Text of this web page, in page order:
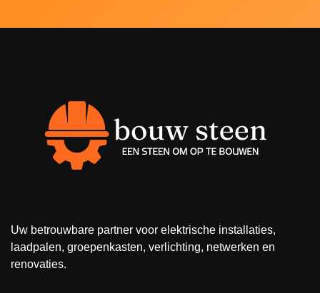
Uw betrouwbare partner voor elektrische installaties,
laadpalen, groepenkasten, verlichting, netwerken en
renovaties.